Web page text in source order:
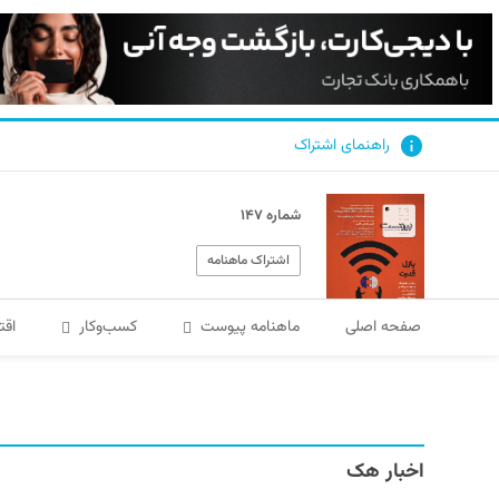
راهنمای اشتراک
شماره ۱۴۷
اشتراک ماهنامه
صفحه اصلی ماهنامه پیوست کسب‌و‌کار
اخبار هک